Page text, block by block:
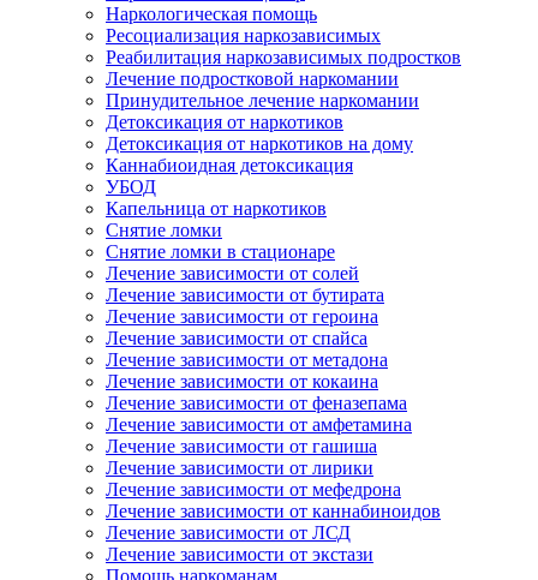
Наркологическая помощь
Ресоциализация наркозависимых
Реабилитация наркозависимых подростков
Лечение подростковой наркомании
Принудительное лечение наркомании
Детоксикация от наркотиков
Детоксикация от наркотиков на дому
Каннабиоидная детоксикация
УБОД
Капельница от наркотиков
Снятие ломки
Снятие ломки в стационаре
Лечение зависимости от солей
Лечение зависимости от бутирата
Лечение зависимости от героина
Лечение зависимости от спайса
Лечение зависимости от метадона
Лечение зависимости от кокаина
Лечение зависимости от феназепама
Лечение зависимости от амфетамина
Лечение зависимости от гашиша
Лечение зависимости от лирики
Лечение зависимости от мефедрона
Лечение зависимости от каннабиноидов
Лечение зависимости от ЛСД
Лечение зависимости от экстази
Помощь наркоманам